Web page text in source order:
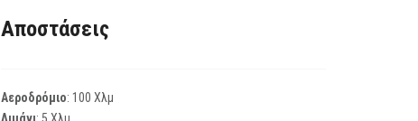
Αποστάσεις
Αεροδρόμιο: 100 Χλμ